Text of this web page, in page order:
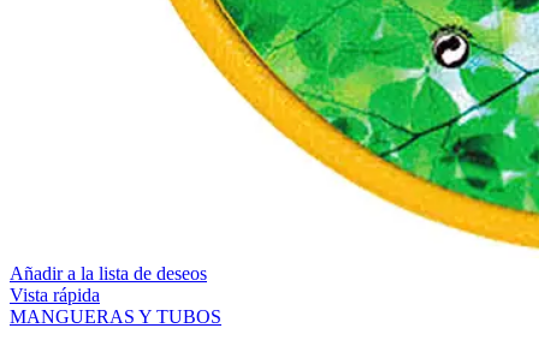
Añadir a la lista de deseos
Vista rápida
MANGUERAS Y TUBOS